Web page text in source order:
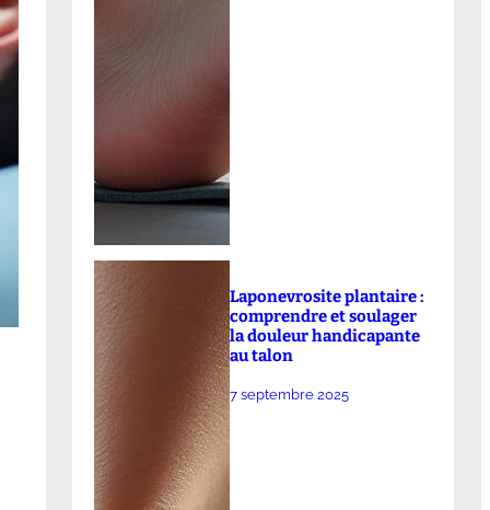
Laponevrosite plantaire :
comprendre et soulager
la douleur handicapante
au talon
7 septembre 2025